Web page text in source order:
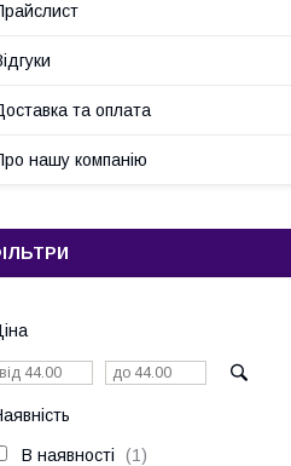
та оплата
нашу компанію
В наявності 1